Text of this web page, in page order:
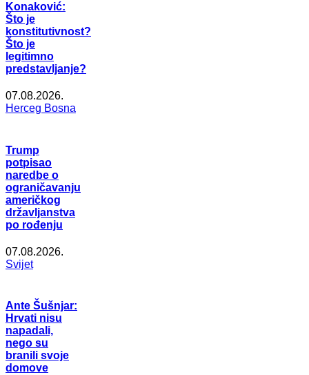
Konaković:
Što je
konstitutivnost?
Što je
legitimno
predstavljanje?
07.08.2026.
Herceg Bosna
Trump
potpisao
naredbe o
ograničavanju
američkog
državljanstva
po rođenju
07.08.2026.
Svijet
Ante Šušnjar:
Hrvati nisu
napadali,
nego su
branili svoje
domove